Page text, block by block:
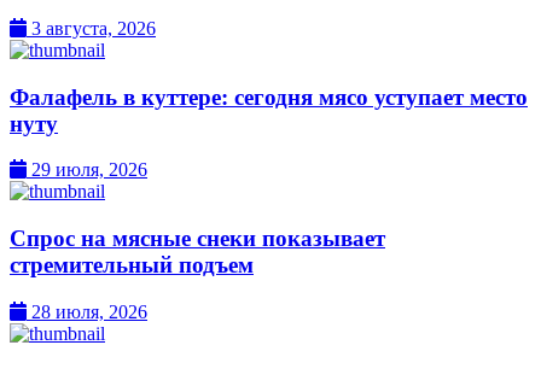
3 августа, 2026
Фалафель в куттере: сегодня мясо уступает место
нуту
29 июля, 2026
Спрос на мясные снеки показывает
стремительный подъем
28 июля, 2026